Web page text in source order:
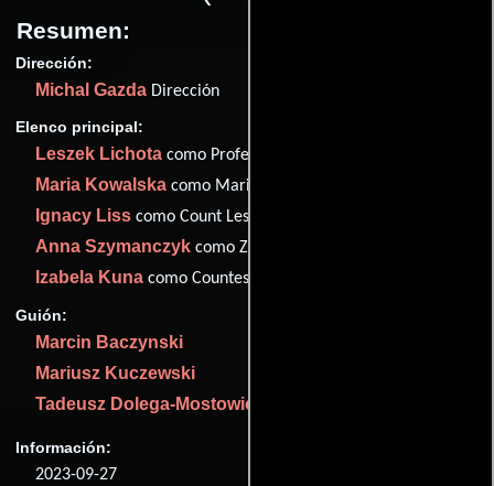
Resumen:
Dirección:
Michal Gazda Dirección
Elenco principal:
Leszek Lichota como Professor Rafal Wilczur
Maria Kowalska como Maria Jolanta Wilczur
Ignacy Liss como Count Leszek Czynski
Anna Szymanczyk como Zoska
Izabela Kuna como Countess Eleonora Czynska
Guión:
Marcin Baczynski
Mariusz Kuczewski
Tadeusz Dolega-Mostowicz
Información:
2023-09-27